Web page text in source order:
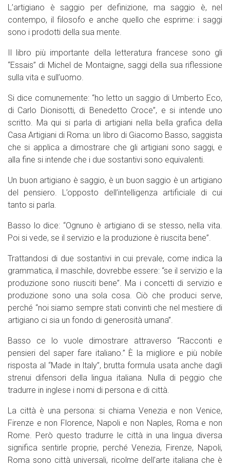
L’artigiano è saggio per definizione, ma saggio è, nel
contempo, il filosofo e anche quello che esprime: i saggi
sono i prodotti della sua mente.
Il libro più importante della letteratura francese sono gli
“Essais” di Michel de Montaigne, saggi della sua riflessione
sulla vita e sull’uomo.
Si dice comunemente: “ho letto un saggio di Umberto Eco,
di Carlo Dionisotti, di Benedetto Croce”, e si intende uno
scritto. Ma qui si parla di artigiani nella bella grafica della
Casa Artigiani di Roma: un libro di Giacomo Basso, saggista
che si applica a dimostrare che gli artigiani sono saggi, e
alla fine si intende che i due sostantivi sono equivalenti.
Un buon artigiano è saggio, è un buon saggio è un artigiano
del pensiero. L’opposto dell’intelligenza artificiale di cui
tanto si parla.
Basso lo dice: “Ognuno è artigiano di se stesso, nella vita.
Poi si vede, se il servizio e la produzione è riuscita bene”.
Trattandosi di due sostantivi in cui prevale, come indica la
grammatica, il maschile, dovrebbe essere: “se il servizio e la
produzione sono riusciti bene”. Ma i concetti di servizio e
produzione sono una sola cosa. Ciò che produci serve,
perché “noi siamo sempre stati convinti che nel mestiere di
artigiano ci sia un fondo di generosità umana”.
Basso ce lo vuole dimostrare attraverso “Racconti e
pensieri del saper fare italiano.” È la migliore e più nobile
risposta al “Made in ltaly’’, brutta formula usata anche dagli
strenui difensori della lingua italiana. Nulla di peggio che
tradurre in inglese i nomi di persona e di città.
La città è una persona: si chiama Venezia e non Venice,
Firenze e non Florence, Napoli e non Naples, Roma e non
Rome. Però questo tradurre le città in una lingua diversa
significa sentirle proprie, perché Venezia, Firenze, Napoli,
Roma sono città universali, ricolme dell’arte italiana che è